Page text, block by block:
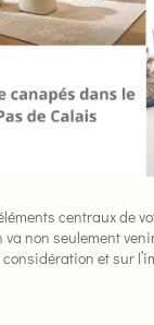
centraux de
non seulement
et sur